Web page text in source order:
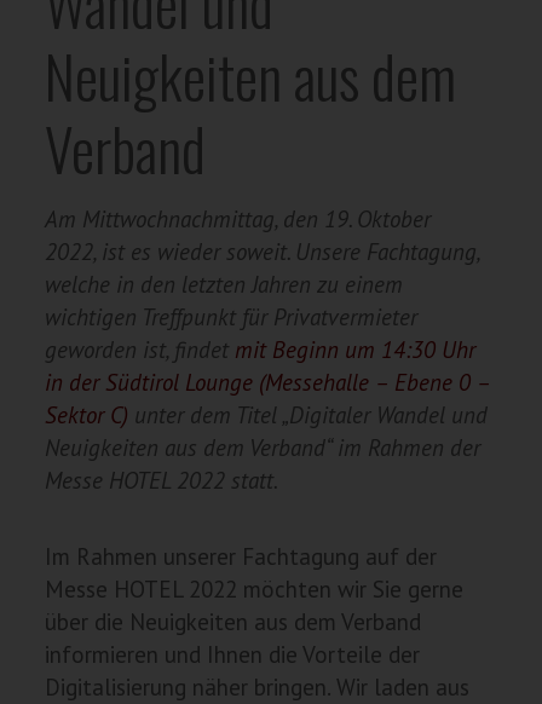
Neuigkeiten aus dem
Verband
Am Mittwochnachmittag, den 19. Oktober
2022, ist es wieder soweit. Unsere Fachtagung,
welche in den letzten Jahren zu einem
wichtigen Treffpunkt für Privatvermieter
geworden ist, findet mit Beginn um 14:30 Uhr
in der Südtirol Lounge (Messehalle – Ebene 0 –
Sektor C) unter dem Titel „Digitaler Wandel und
Neuigkeiten aus dem Verband“ im Rahmen der
Messe HOTEL 2022 statt.
Im Rahmen unserer Fachtagung auf der
Messe HOTEL 2022 möchten wir Sie gerne
über die Neuigkeiten aus dem Verband
informieren und Ihnen die Vorteile der
Digitalisierung näher bringen. Wir laden aus